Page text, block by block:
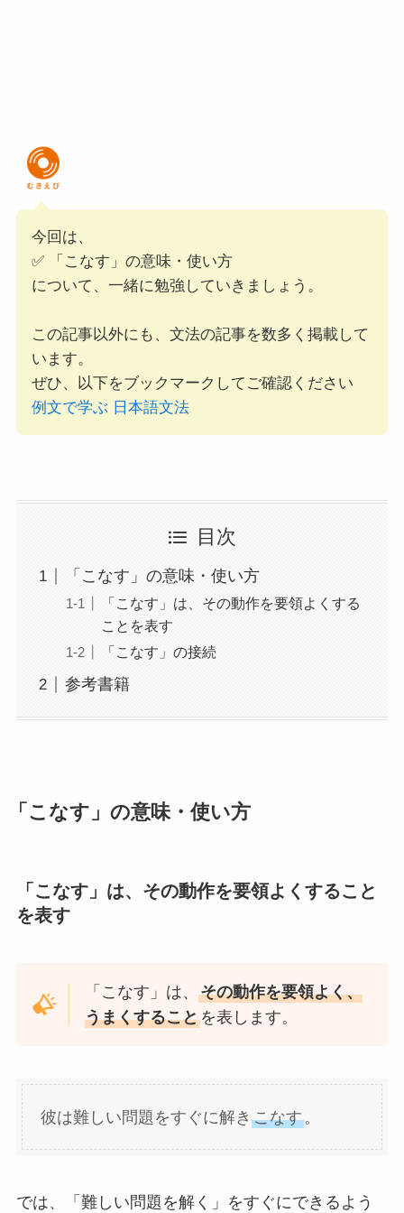
今回は、
✅ 「こなす」の意味・使い方
について、一緒に勉強していきましょう。
この記事以外にも、文法の記事を数多く掲載して
います。
ぜひ、以下をブックマークしてご確認ください
例文で学ぶ 日本語文法
目次
「こなす」の意味・使い方
「こなす」は、その動作を要領よくする
ことを表す
「こなす」の接続
参考書籍
「こなす」の意味・使い方
「こなす」は、その動作を要領よくすること
を表す
「こなす」は、その動作を要領よく、
うまくすることを表します。
彼は難しい問題をすぐに解き こなす。
では、「難しい問題を解く」をすぐにできるよう